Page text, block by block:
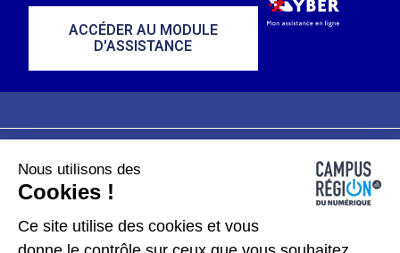
ACCÉDER AU MODULE
D'ASSISTANCE
Plan du site
Données personnelles
Nous utilisons des
Cookies !
Ce site utilise des cookies et vous